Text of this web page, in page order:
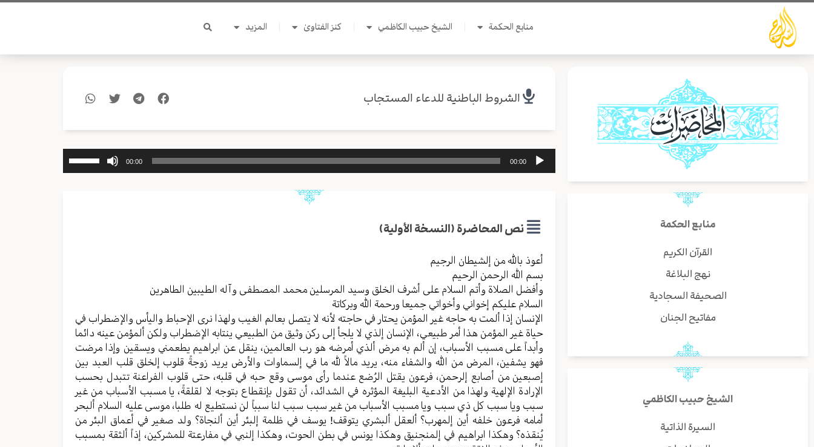
تخطي
المحتوى
منابع الحكمة الشيخ حبيب الكاظمي كنز الفتاوىٰ المزيد
منابع الحكمة
القرآن الكريم
نهج البلاغة
الصحيفة السجادية
مفاتيح الجنان
الشيخ حبيب الكاظمي
السيرة الذاتية
الشروط الباطنية للدعاء المستجاب
مشغل
00:00
00:00
نص المحاضرة (النسخة الأولية)
أعوذ بالله من إلشیطان الرجیم
بسم الله الرحمن الرحیم
وأفضل الصلاة وأتم السلام علی أشرف الخلق وسید المرسلین محمد المصطفی وآله الطیبین الطاهرین
السلام علیکم إخواني وأخواتي جمیعا ورحمة الله وبرکاتة
الإنسان إذا ألمت به حاجه غیر المؤمن یحتار في حاجته لأنه لا یتصل بعالم الغیب ولهذا نری الإحباط والیأس والإضطراب في
حیاة غیر المؤمن هذا أمر طبیعي، الإنسان إلذي لا یلجأ إلی رکن وثیق من الطبیعي ینتابه الإضطراب ولکن ألمؤمن عینه دائما
وأبداً علی مسبب الأسباب، إن ألم به مرض ألذي أمرضه هو رب العالمین، ینقل عن ابراهیم یطعمني ویسقین وإذا مرضت
فهو یشفین، المرض من الله والشفاء منه، یرید مالاً لله ما في إلسماوات والأرض یرید زوجةً قلوب إلخلق قلب العبد بین
إصبعین من أصابع إلرحمن، فرعون یقتل الرُضع عندما رأی موسی وقع حبه في قلبه، حتی قلوب الفراعنة تتبدل بحسب
الإرادة الإلهیة ولهذا من الأدعیة البلیغة المؤثره في الشدائد، أن تقول بإنقطاع بتوجه لا لقلقةً، یا مسبب الأسباب من غیر
سبب ویا سبب کل ذي سبب ویا مسبب الأسباب من غیر سبب سبب لنا سبباً لن نستطیع له طلبا، موسی علیه السلام ألبحر
أمامه فرعون خلفه أین إلمهرب؟ ألعقل ألبشري یتوقف! یوسف في ظلمة إلبئر أين ألنجاة؟ ولد صغیر في أعماق البئر من
یُنقذه؟ وهکذا ابراهیم في إلمنجنیق وهکذا یونس في بطن الحوت، وهکذا إلنبي في مفارعتة للمشرکین، إذاً ألثقة بمسبب